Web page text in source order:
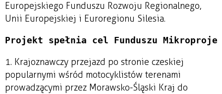
Europejskiego Funduszu Rozwoju Regionalnego,
Unii Europejskiej i Euroregionu Silesia.
Projekt spełnia cel Funduszu
1. Krajoznawczy przejazd po stronie czeskiej
popularnymi wśród motocyklistów terenami
prowadzącymi przez Morawsko-Śląski Kraj do